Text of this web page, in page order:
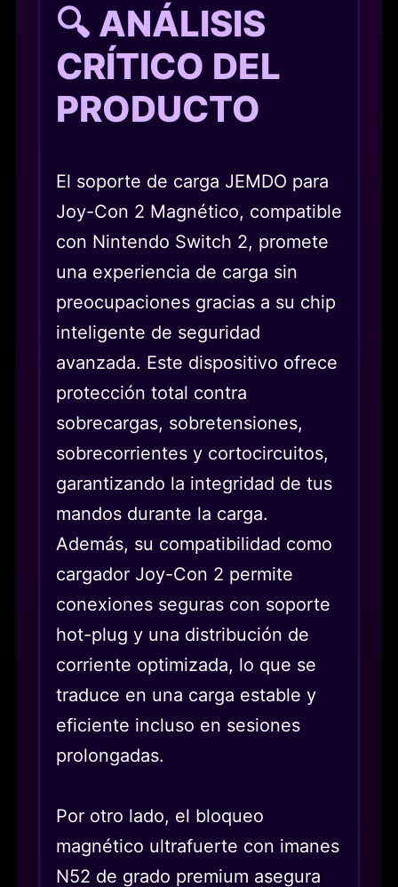
🔍 ANÁLISIS
CRÍTICO DEL
PRODUCTO
El soporte de carga JEMDO para
Joy-Con 2 Magnético, compatible
con Nintendo Switch 2, promete
una experiencia de carga sin
preocupaciones gracias a su chip
inteligente de seguridad
avanzada. Este dispositivo ofrece
protección total contra
sobrecargas, sobretensiones,
sobrecorrientes y cortocircuitos,
garantizando la integridad de tus
mandos durante la carga.
Además, su compatibilidad como
cargador Joy-Con 2 permite
conexiones seguras con soporte
hot-plug y una distribución de
corriente optimizada, lo que se
traduce en una carga estable y
eficiente incluso en sesiones
prolongadas.
Por otro lado, el bloqueo
magnético ultrafuerte con imanes
N52 de grado premium asegura